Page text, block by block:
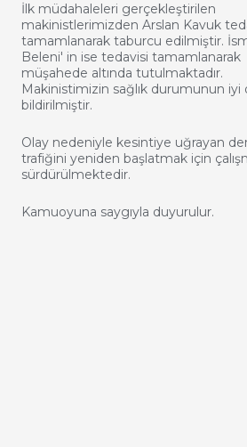
İlk müdahaleleri gerçekleştirilen
makinistlerimizden Arslan Kavuk
tamamlanarak taburcu edilmiştir.
Beleni' in ise tedavisi tamamlanarak
müşahede altında tutulmaktadır.
Makinistimizin sağlık durumunun iyi
bildirilmiştir.
Olay nedeniyle kesintiye uğrayan
trafiğini yeniden başlatmak için
sürdürülmektedir.
Kamuoyuna saygıyla duyurulur.